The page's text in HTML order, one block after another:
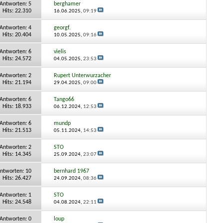
5
Hits: 22.310
berghamer
16.06.2025,09:19
4
Hits: 20.404
georgf.
10.05.2025,09:16
6
Hits: 24.572
vielis
04.05.2025,23:53
2
Hits: 21.194
Rupert Unterwurzacher
29.04.2025,09:00
6
Hits: 18.933
Tango66
06.12.2024, 12:53
6
Hits: 21.513
mundp
05.11.2024, 14:53
2
Hits: 14.345
STO
25.09.2024,23:07
10
Hits: 26.427
bernhard 1967
24.09.2024,08:36
1
Hits: 24.548
STO
04.08.2024,22:11
0
loup